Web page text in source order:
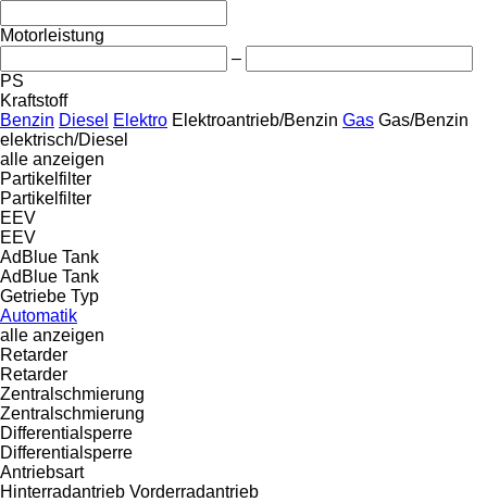
Motorleistung
–
PS
Kraftstoff
Benzin Diesel Elektro Elektroantrieb/Benzin Gas Gas/Benzin
elektrisch/Diesel
alle anzeigen
Partikelfilter
Partikelfilter
EEV
EEV
AdBlue Tank
AdBlue Tank
Getriebe Typ
Automatik
alle anzeigen
Retarder
Retarder
Zentralschmierung
Zentralschmierung
Differentialsperre
Differentialsperre
Antriebsart
Hinterradantrieb Vorderradantrieb